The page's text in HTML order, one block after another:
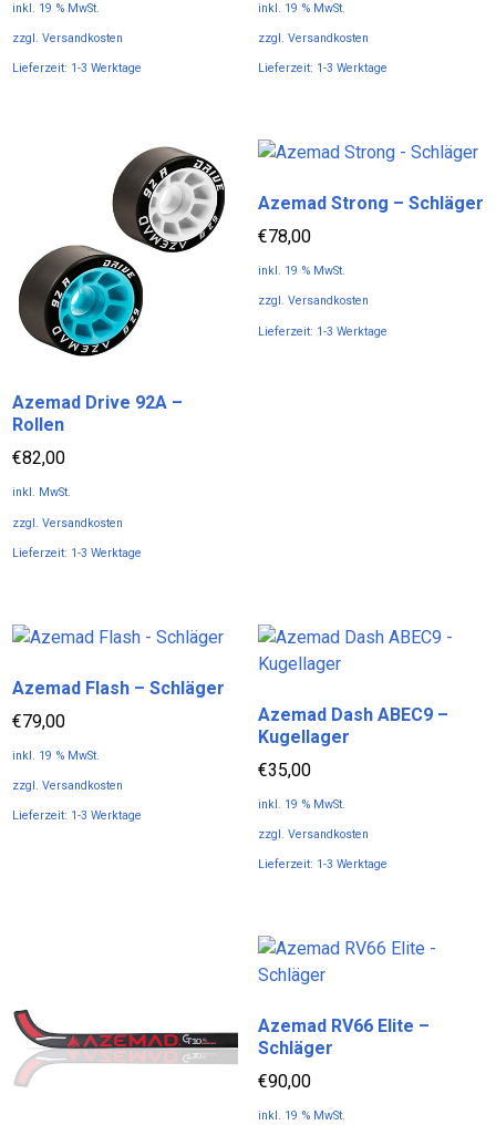
inkl. 19 % MwSt.
zzgl.Versandkosten
Lieferzeit: 1-3 Werktage
inkl. 19 % MwSt.
zzgl. Versandkosten
Lieferzeit: 1-3 Werktage
Azemad Drive 92A –
Rollen
€82,00
inkl. MwSt.
zzgl.Versandkosten
Lieferzeit: 1-3 Werktage
weist
Varianten
auf.
können
auf
Azemad Strong – Schläger
€78,00
inkl. 19 % MwSt.
zzgl. Versandkosten
Lieferzeit: 1-3 Werktage
Azemad Flash – Schläger
€79,00
inkl. 19 % MwSt.
zzgl.Versandkosten
Lieferzeit: 1-3 Werktage
Azemad Dash ABEC9 –
Kugellager
€35,00
inkl. 19 % MwSt.
zzgl. Versandkosten
Lieferzeit: 1-3 Werktage
Azemad RV66 Elite –
Schläger
€90,00
inkl. 19 % MwSt.